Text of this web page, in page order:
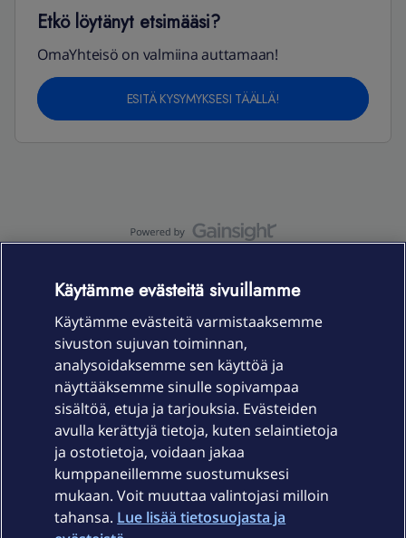
Etkö löytänyt etsimääsi?
OmaYhteisö on valmiina auttamaan!
ESITÄ KYSYMYKSESI TÄÄLLÄ!
Laitteet & liittymät
Palvelut
Ajankohtaista
Käytämme evästeitä sivuillamme
Käytämme evästeitä varmistaaksemme
sivuston sujuvan toiminnan,
analysoidaksemme sen käyttöä ja
näyttääksemme sinulle sopivampaa
sisältöä, etuja ja tarjouksia. Evästeiden
avulla kerättyjä tietoja, kuten selaintietoja
ja ostotietoja, voidaan jakaa
kumppaneillemme suostumuksesi
mukaan. Voit muuttaa valintojasi milloin
tahansa. Lue lisää tietosuojasta ja